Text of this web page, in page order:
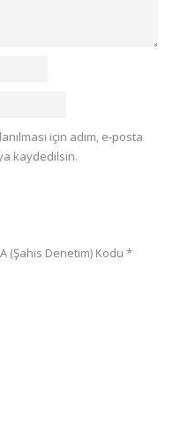
için adım, e-posta
kaydedilsin.
(Şahıs Denetim) Kodu *